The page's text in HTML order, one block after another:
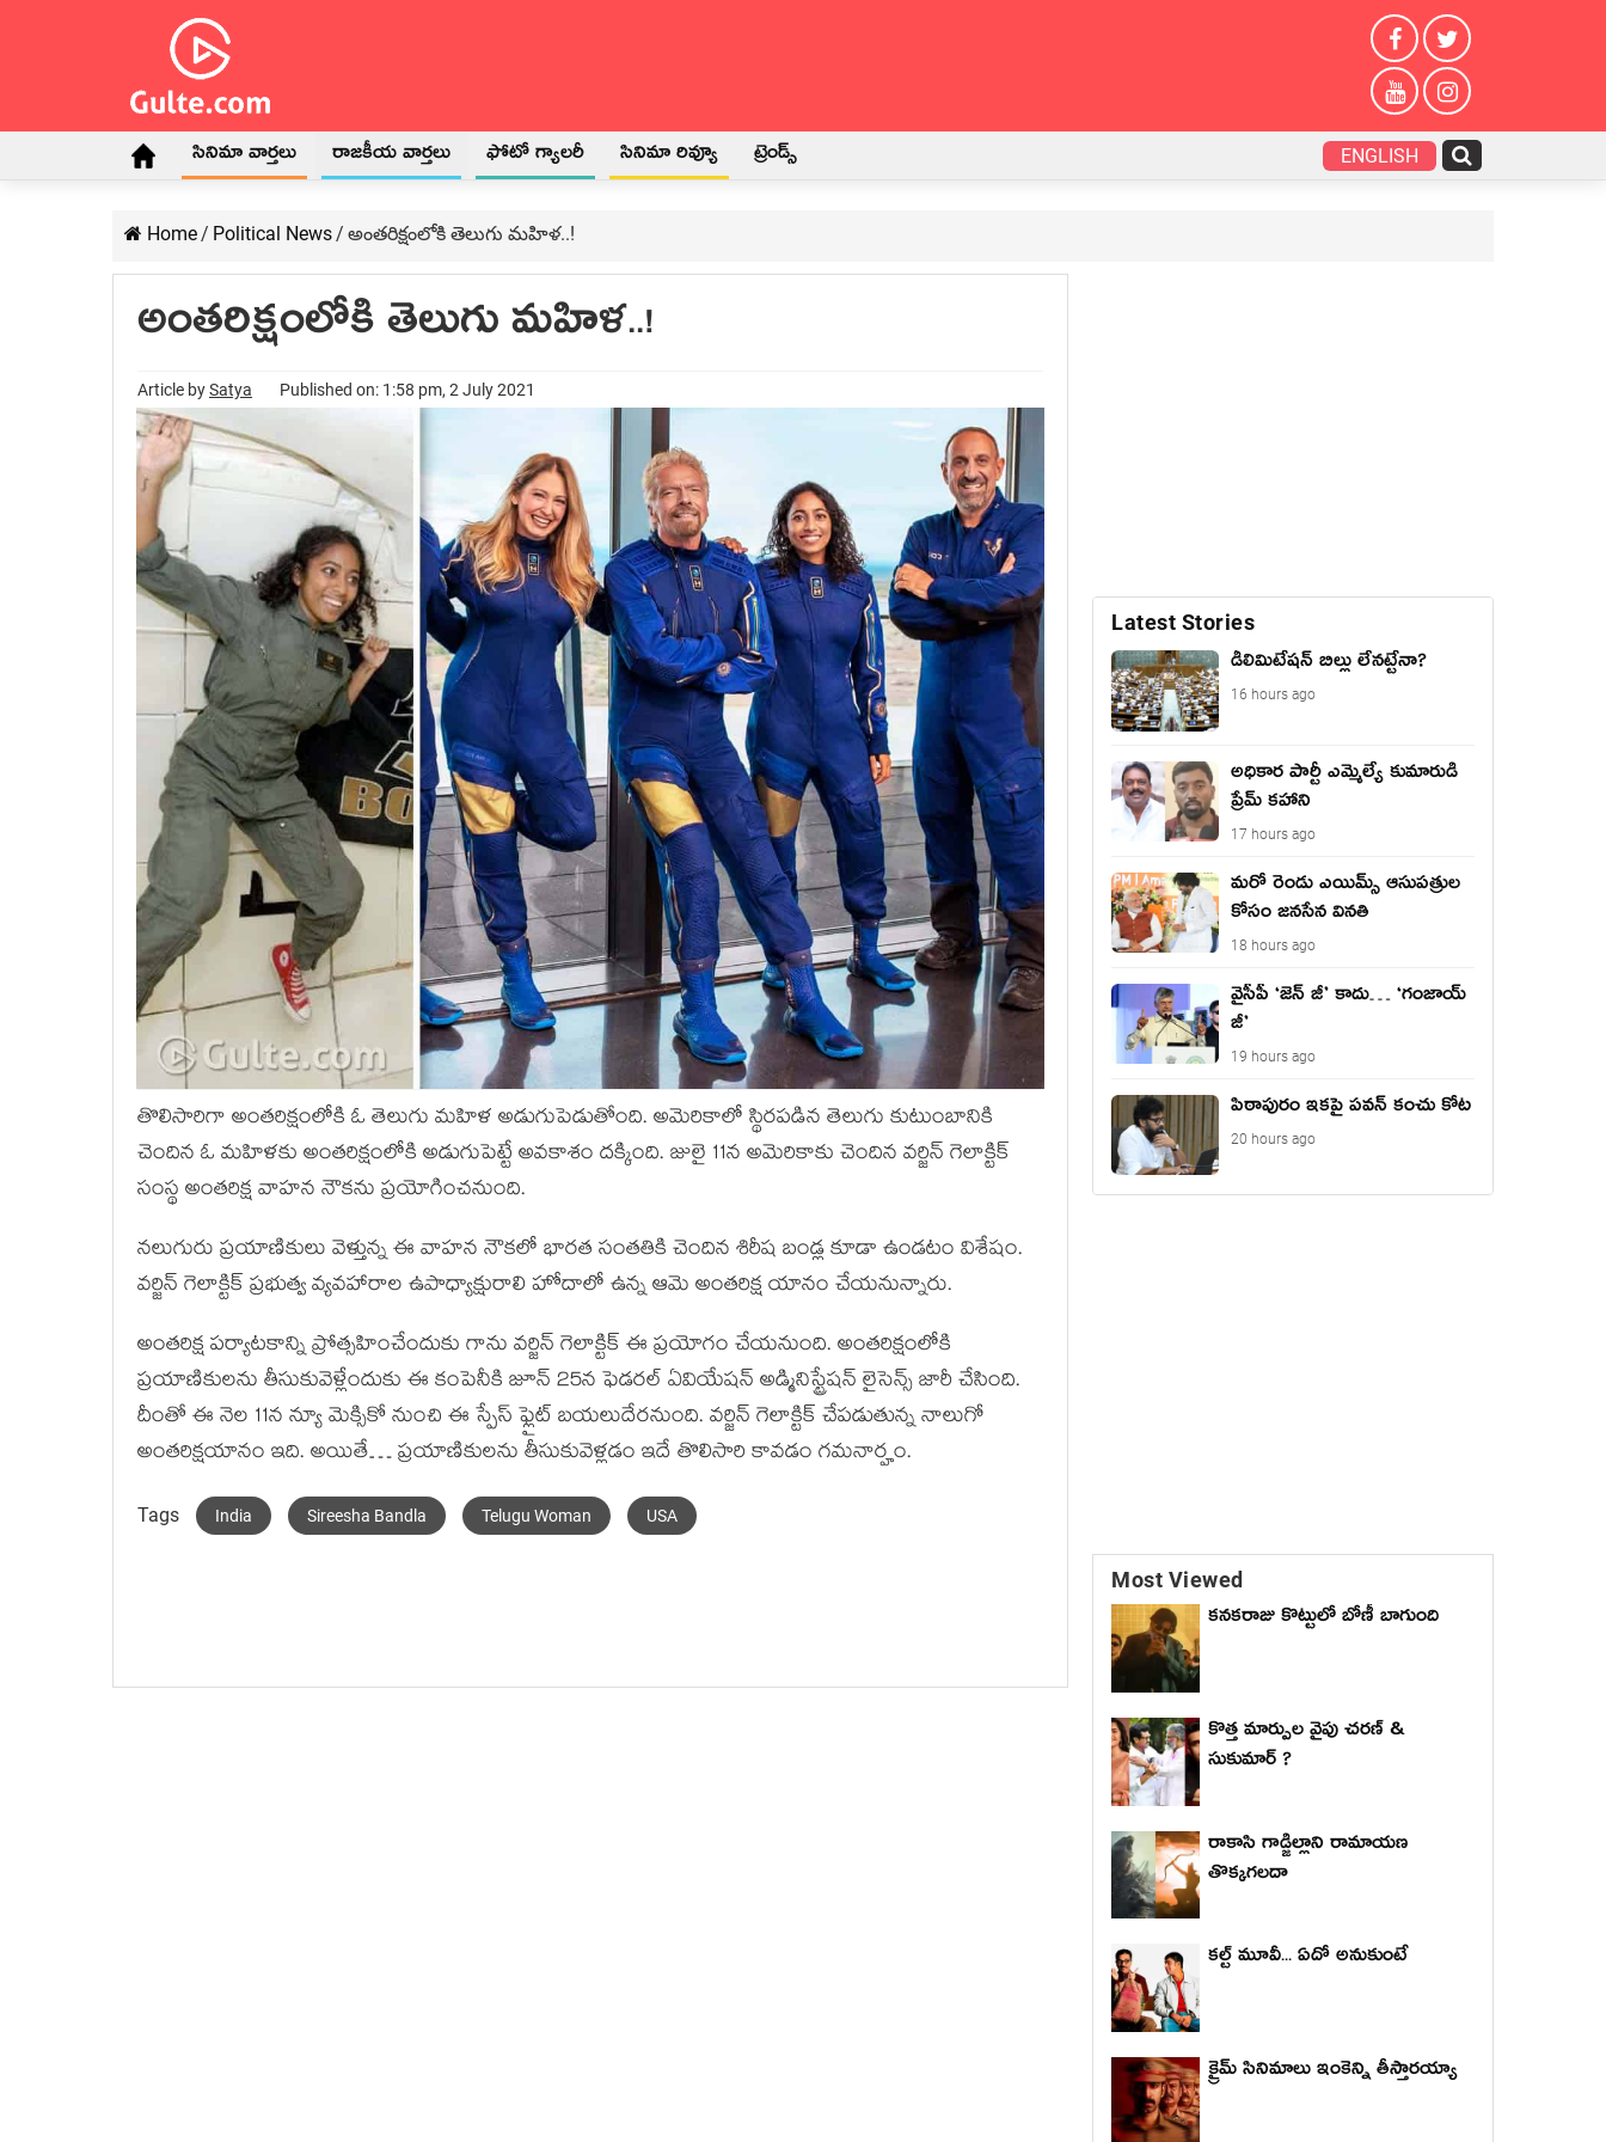
సినిమా వార్తలు రాజకీయ వార్తలు ఫోటో గ్యాలరీ సినిమా రివ్యూ ట్రెండ్స్ ENGLISH
Home/ Political News/ అంతరిక్షంలోకి తెలుగు మహిళ..!
అంతరిక్షంలోకి తెలుగు మహిళ..!
Article bySatya Published on: 1:58 pm, 2 July 2021
తొలిసారిగా అంతరిక్షంలోకి ఓ తెలుగు మహిళ అడుగుపెడుతోంది. అమెరికాలో స్థిరపడిన తెలుగు కుటుంబానికి
చెందిన ఓ మహిళకు అంతరిక్షంలోకి అడుగుపెట్టే అవకాశం దక్కింది. జులై 11న అమెరికాకు చెందిన వర్జిన్ గెలాక్టిక్
సంస్థ అంతరిక్ష వాహన నౌకను ప్రయోగించనుంది.
నలుగురు ప్రయాణికులు వెళ్తున్న ఈ వాహన నౌకలో భారత సంతతికి చెందిన శిరీష బండ్ల కూడా ఉండటం విశేషం.
వర్జిన్ గెలాక్టిక్ ప్రభుత్వ వ్యవహారాల ఉపాధ్యాక్షురాలి హోదాలో ఉన్న ఆమె అంతరిక్ష యానం చేయనున్నారు.
అంతరిక్ష పర్యాటకాన్ని ప్రోత్సహించేందుకు గాను వర్జిన్ గెలాక్టిక్ ఈ ప్రయోగం చేయనుంది. అంతరిక్షంలోకి
ప్రయాణికులను తీసుకువెళ్లేందుకు ఈ కంపెనీకి జూన్ 25న ఫెడరల్ ఏవియేషన్ అడ్మినిస్ట్రేషన్ లైసెన్స్ జారీ చేసింది.
దీంతో ఈ నెల 11న న్యూ మెక్సికో నుంచి ఈ స్పేస్ ఫ్లైట్ బయలుదేరనుంది. వర్జిన్ గెలాక్టిక్ చేపడుతున్న నాలుగో
అంతరిక్షయానం ఇది. అయితే… ప్రయాణికులను తీసుకువెళ్లడం ఇదే తొలిసారి కావడం గమనార్హం.
Tags India Sireesha Bandla Telugu Woman USA
Latest Stories
డీలిమిటేషన్ బిల్లు లేన‌ట్టేనా?
16 hours ago
అధికార పార్టీ ఎమ్మెల్యే కుమారుడి
ప్రేమ్ కహాని
17 hours ago
మరో రెండు ఎయిమ్స్ ఆసుపత్రుల
కోసం జనసేన వినతి
18 hours ago
వైసీపీ ‘జెన్ జీ’ కాదు… ‘గంజాయ్
జీ’
19 hours ago
పిఠాపురం ఇకపై పవన్ కంచు కోట
20 hours ago
Most Viewed
కనకరాజు కొట్టులో బోణీ బాగుంది
కొత్త మార్పుల వైపు చరణ్ &
సుకుమార్ ?
రాకాసి గాడ్జిల్లాని రామాయణ
తొక్కగలదా
కల్ట్ మూవీ... ఏదో అనుకుంటే
క్రైమ్ సినిమాలు ఇంకెన్ని తీస్తారయ్యా